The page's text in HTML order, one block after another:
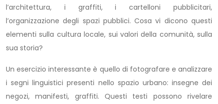
l’architettura, i graffiti, i cartelloni pubblicitari,
l’organizzazione degli spazi pubblici. Cosa vi dicono questi
elementi sulla cultura locale, sui valori della comunità, sulla
sua storia?
Un esercizio interessante è quello di fotografare e analizzare
i segni linguistici presenti nello spazio urbano: insegne dei
negozi, manifesti, graffiti. Questi testi possono rivelare